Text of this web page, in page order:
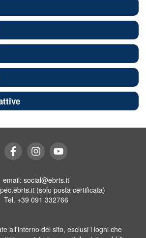
email: social@ebrts.it
(solo posta certificata)
Tel. +39 091 332766
all'interno del sito, esclusi i loghi che